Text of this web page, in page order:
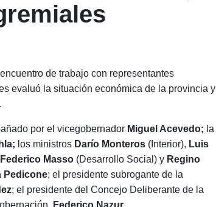
de trabajo con representantes
evaluó la situación económica de la provincia y
por el vicegobernador Miguel Acevedo; la
los ministros Darío Monteros (Interior), Luis
Federico Masso (Desarrollo Social) y Regino
Pedicone; el presidente subrogante de la
; el presidente del Concejo Deliberante de la